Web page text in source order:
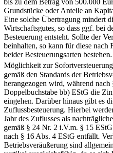
bis zu dem Betrag von 500.000
Grundstücke oder Anteile an
Eine solche Übertragung mindert
Wirtschaftsgutes, so dass ggf. bei
Besteuerung entsteht. Sollte der
beinhalten, so kann für diese nach
beider Besteuerungsarten
Möglichkeit zur
gemäß den Standards der
herangezogen wird, während
Doppelbuchstabe bb) EStG die
eingehen. Darüber hinaus gibt es
Zuflussbesteuerung. Hierbei
Jahr des Zuflusses als
gemäß § 24 Nr. 2 i.V.m. § 15
nach § 16 Abs. 4 EStG entfällt.
Betriebsveräußerung sind